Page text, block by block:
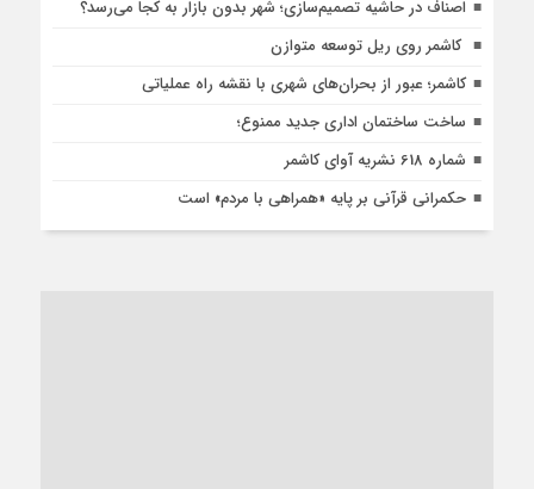
اصناف در حاشیه تصمیم‌سازی؛ شهر بدون بازار به کجا می‌رسد؟
کاشمر روی ریل توسعه متوازن
کاشمر؛ عبور از بحران‌های شهری با نقشه راه عملیاتی
ساخت ساختمان اداری جدید ممنوع؛
شماره 618 نشریه آوای کاشمر
حکمرانی قرآنی بر پایه «همراهی با مردم» است